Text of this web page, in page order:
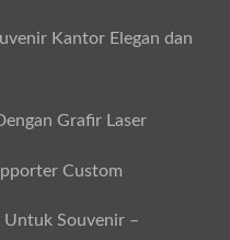
Kantor Elegan dan
Grafir Laser
Custom
Souvenir –